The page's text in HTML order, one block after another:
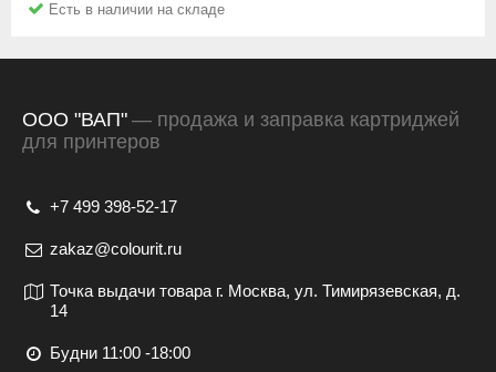
Есть в наличии на складе
ООО "ВАП" — продажа и заправка картриджей
для принтеров
+7 499 398-52-17
zakaz@colourit.ru
Точка выдачи товара г. Москва, ул. Тимирязевская, д.
14
Будни 11:00 -18:00